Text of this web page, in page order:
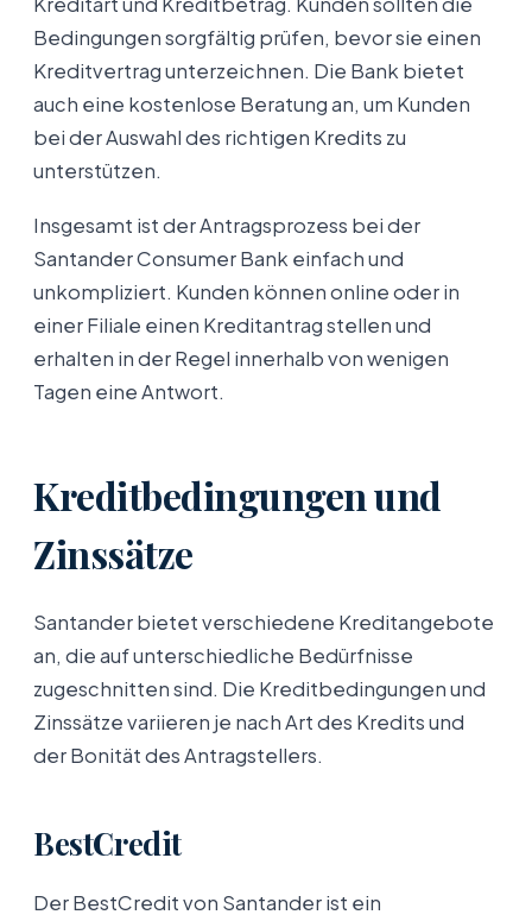
Bedingungen sorgfältig prüfen, bevor sie einen
Kreditvertrag unterzeichnen. Die Bank bietet
auch eine kostenlose Beratung an, um Kunden
bei der Auswahl des richtigen Kredits zu
unterstützen.
Insgesamt ist der Antragsprozess bei der
Santander Consumer Bank einfach und
unkompliziert. Kunden können online oder in
einer Filiale einen Kreditantrag stellen und
erhalten in der Regel innerhalb von wenigen
Tagen eine Antwort.
Kreditbedingungen und
Zinssätze
Santander bietet verschiedene Kreditangebote
an, die auf unterschiedliche Bedürfnisse
zugeschnitten sind. Die Kreditbedingungen und
Zinssätze variieren je nach Art des Kredits und
der Bonität des Antragstellers.
BestCredit
Der BestCredit von Santander ist ein